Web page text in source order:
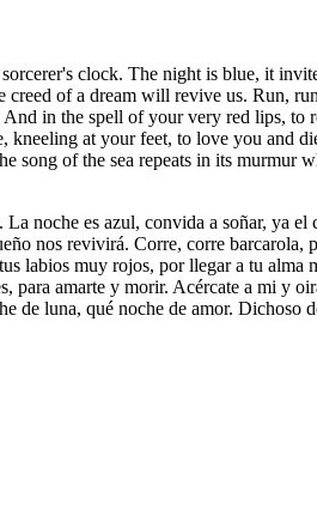
clock. The night is blue, it
creed of a dream will revive us.
in the spell of your very red lips,
at your feet, to love you and
of the sea repeats in its
noche es azul, convida a soñar, ya
nos revivirá. Corre, corre
labios muy rojos, por llegar a tu
para amarte y morir. Acércate a mi y
de luna, qué noche de amor.